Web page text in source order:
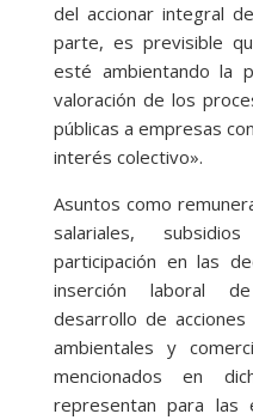
del accionar integral
parte, es previsible
esté ambientando la
valoración de los
públicas a empresas
interés colectivo».
Asuntos como
salariales,
participación en las
inserción laboral
desarrollo de
ambientales y
mencionados en
representan para las